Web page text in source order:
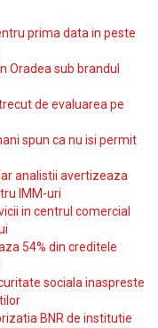
prima data in peste
Oradea sub brandul
de evaluarea pe
spun ca nu isi permit
analistii avertizeaza
IMM-uri
in centrul comercial
54% din creditele
sociala inaspreste
BNR de institutie